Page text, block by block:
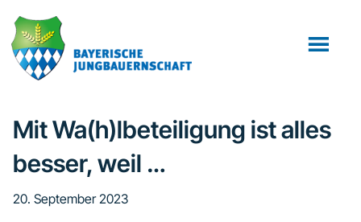
Inhalt
springen
Seitenspalte
springen
Fußzeile
springen
Mit Wa(h)lbeteiligung ist alles
besser, weil …
20. September 2023